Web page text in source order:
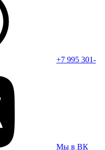
+7 995 301-
Мы в ВК